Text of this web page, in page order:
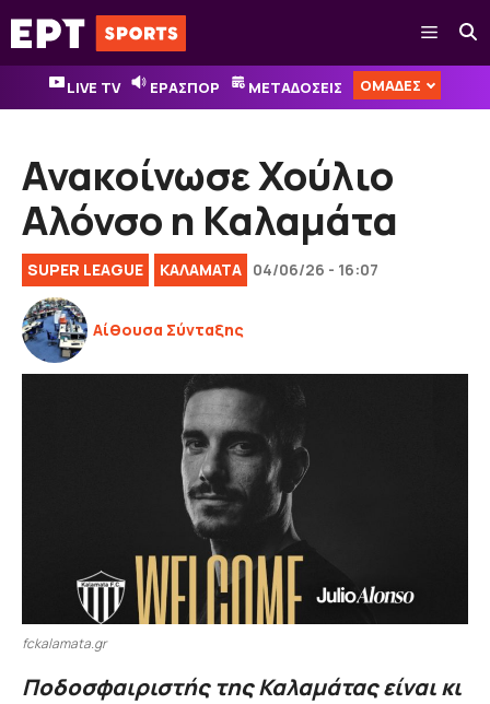
Μετάβαση
σε
περιεχόμενο
Μενού
LIVE TV ΕΡΑΣΠΟΡ ΜΕΤΑΔΟΣΕΙΣ ΟΜΑΔΕΣ
Ανακοίνωσε Χούλιο
Αλόνσο η Καλαμάτα
SUPER LEAGUE ΚΑΛΑΜΑΤΑ 04/06/26 - 16:07
Αίθουσα Σύνταξης
fckalamata.gr
Ποδοσφαιριστής της Καλαμάτας είναι κι